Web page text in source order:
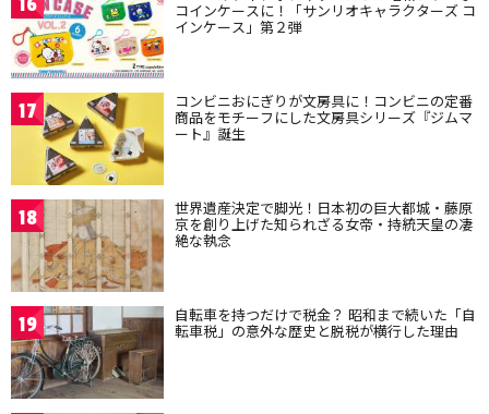
コインケースに！「サンリオキャラクターズ コ
インケース」第２弾
17 コンビニおにぎりが文房具に！コンビニの定番
商品をモチーフにした文房具シリーズ『ジムマ
ート』誕生
18 世界遺産決定で脚光！日本初の巨大都城・藤原
京を創り上げた知られざる女帝・持統天皇の凄
絶な執念
19 自転車を持つだけで税金？ 昭和まで続いた「自
転車税」の意外な歴史と脱税が横行した理由